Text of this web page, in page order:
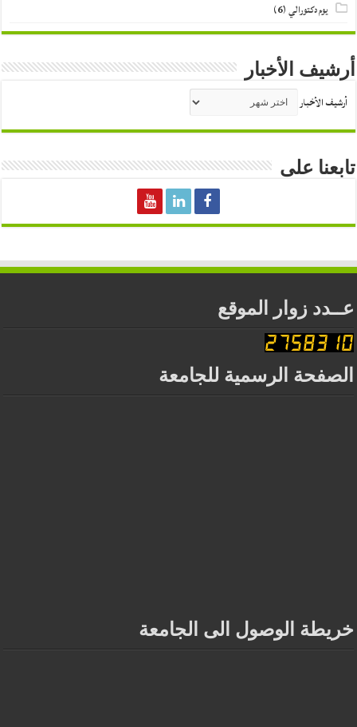
يوم دكتورالي(6)
أرشيف الأخبار
أرشيف الأخبار
تابعنا على
عــدد زوار الموقع
الصفحة الرسمية للجامعة
خريطة الوصول الى الجامعة